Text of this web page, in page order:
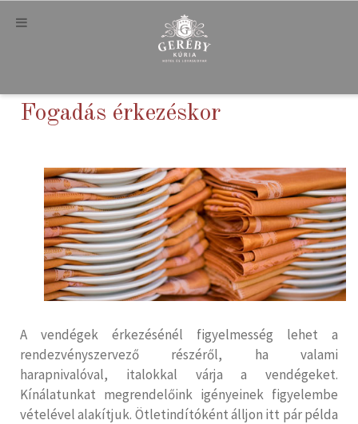
Fogadás érkezéskor
A vendégek érkezésénél figyelmesség lehet a
rendezvényszervező részéről, ha valami
harapnivalóval, italokkal várja a vendégeket.
Kínálatunkat megrendelőink igényeinek figyelembe
vételével alakítjuk. Ötletindítóként álljon itt pár példa